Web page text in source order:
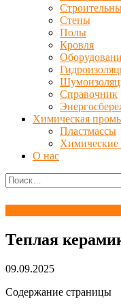
Стены
Полы
Кровля
Справочник
Химическая
Пластмассы
Химические
О нас
Найти:
Теплая
09.09.2025
Содержание страницы